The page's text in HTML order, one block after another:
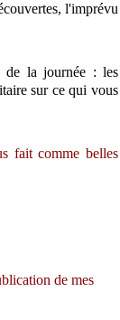
l'imprévu
de la journée : les
sur ce qui vous
fait comme belles
de mes